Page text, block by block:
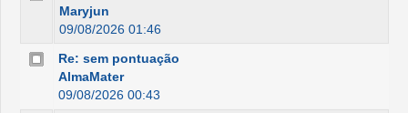
Maryjun
09/08/2026 01:46
Re: sem pontuação
AlmaMater
09/08/2026 00:43